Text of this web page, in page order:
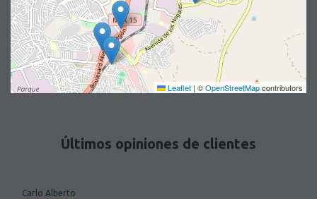
Leaflet | ©OpenStreetMapcontributors
Últimos opiniones de clientes
Carlo Alberto